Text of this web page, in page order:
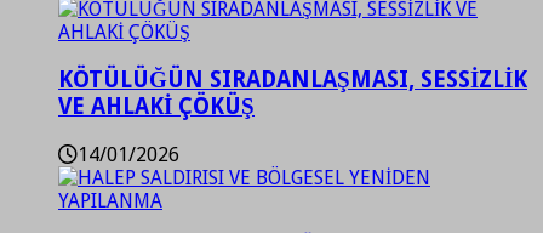
KÖTÜLÜĞÜN SIRADANLAŞMASI, SESSİZLİK
VE AHLAKİ ÇÖKÜŞ
14/01/2026